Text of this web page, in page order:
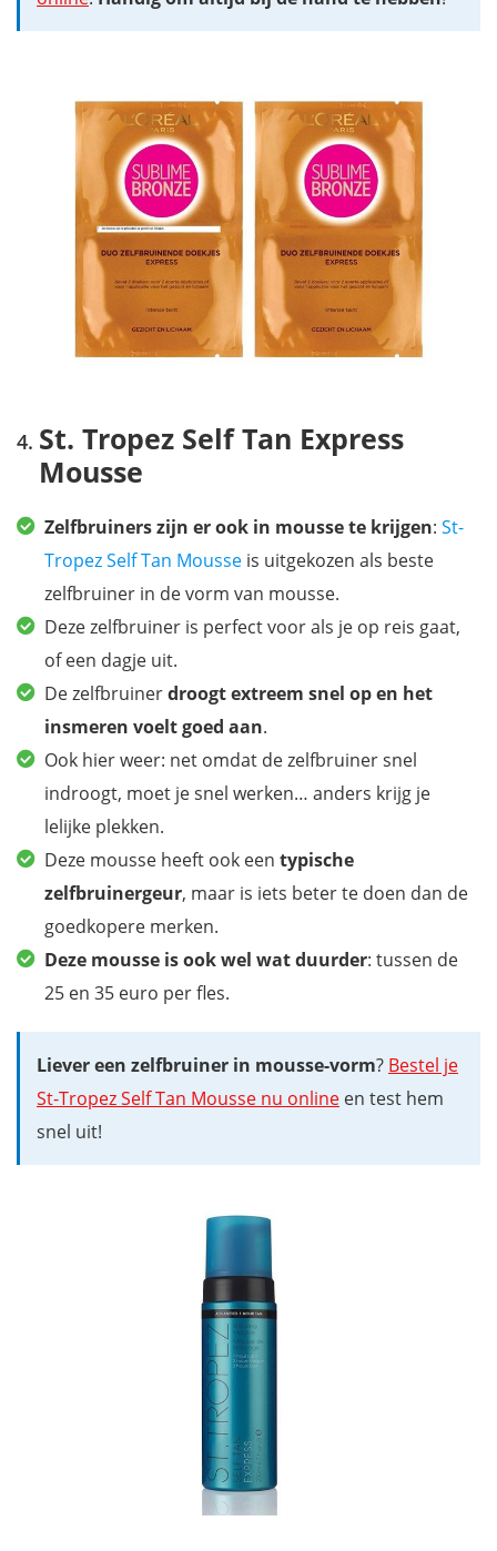
St. Tropez Self Tan Express
Mousse
Zelfbruiners zijn er ook in mousse te krijgen: St-
Tropez Self Tan Mousse is uitgekozen als beste
zelfbruiner in de vorm van mousse.
Deze zelfbruiner is perfect voor als je op reis gaat,
of een dagje uit.
De zelfbruinerdroogt extreem snel op en het
insmeren voelt goed aan.
Ook hier weer: net omdat de zelfbruiner snel
indroogt, moet je snel werken… anders krijg je
lelijke plekken.
Deze mousse heeft ook een typische
zelfbruinergeur, maar is iets beter te doen dan de
goedkopere merken.
Deze mousse is ook wel wat duurder: tussen de
25 en 35 euro per fles.
Liever een zelfbruiner in mousse-vorm? Bestel je
St-Tropez Self Tan Mousse nu online en test hem
snel uit!